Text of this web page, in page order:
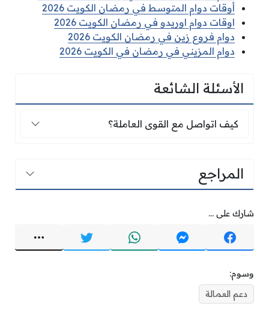
أوقات دوام المتوسط في رمضان الكويت 2026
اوقات دوام اوريدو في رمضان الكويت 2026
دوام فروع زين في رمضان الكويت 2026
دوام المزيني في رمضان في الكويت 2026
الأسئلة الشائعة
كيف اتواصل مع القوى العاملة؟
كيف اتواصل مع القوى العاملة؟
المراجع
شارك على ...
وسوم:
دعم العمالة